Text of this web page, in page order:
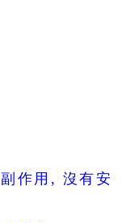
作用, 沒有安